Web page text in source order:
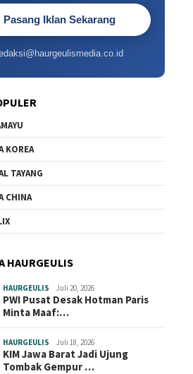
Pasang Iklan Sekarang
KOREA
TAYANG
CHINA
HAURGEULIS
HAURGEULIS Juli 20, 2026
PWI Pusat Desak Hotman Paris
Minta Maaf:…
HAURGEULIS Juli 18, 2026
KIM Jawa Barat Jadi Ujung
Tombak Gempur …